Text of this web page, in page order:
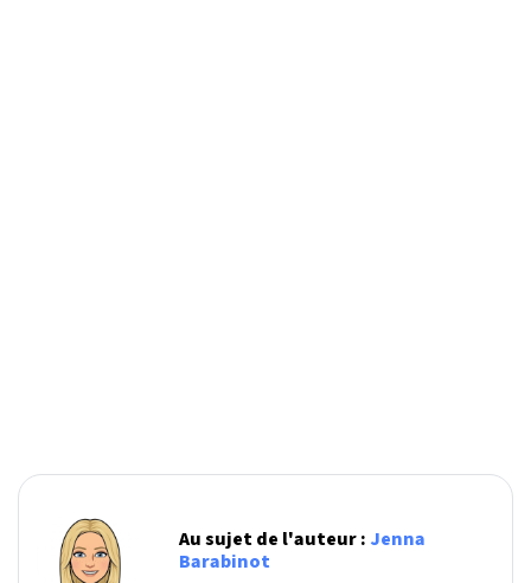
Au sujet de l'auteur : Jenna
Barabinot